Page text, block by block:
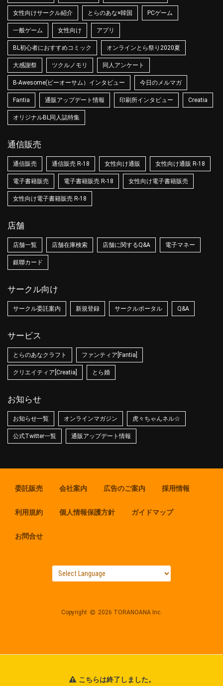
こちらは終了しました。
女性向けサークル紹介 とらのあな×韓国 PCゲーム
一般ゲーム 女性向け アプリ
BL初心者におすすめコミック オンラインとら祭り2020夏
大感謝祭 ツクルノモリ 同人アンケート
B-Awesome(ビーオーサム）インタビュー 今日のメルマガ
Fantia 通販アップデート情報 印刷所インタビュー Creatia
オリジナルBL同人誌特集
通信販売
通信販売 通信販売 R-18 女性向け通販 女性向け通販 R-18
電子書籍販売 電子書籍販売 R-18 女性向け電子書籍販売
女性向け電子書籍販売 R-18
店舗
店舗一覧 店舗在庫検索 店舗に関するQ&A 電子マネー
銀聯カード
サークル向け
サークル委託案内 新規登録 サークルポータル Q&A
サービス
とらのあなクラフト ファンティア[Fantia]
クリエイティア[Creatia] とら婚
お知らせ
お知らせ一覧 オンラインマガジン 虎々ちゃんネル☆
公式Twitter一覧 通販アップデート情報
委託販売 会社案内 広告のご案内 採用情報
利用規約 個人情報保護方針 ガイドマップ
お問合せ
Copyright 2026 TORANOANA Inc.